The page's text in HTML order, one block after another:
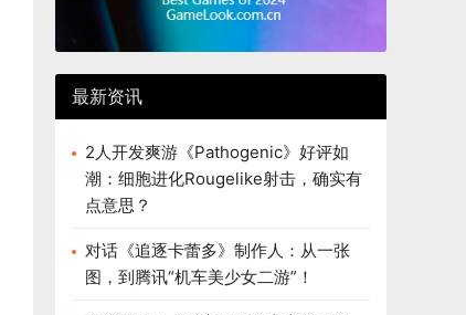
最新资讯
2人开发爽游《Pathogenic》好评如
潮：细胞进化Rougelike射击，确实有
点意思？
对话《追逐卡蕾多》制作人：从一张
图，到腾讯“机车美少女二游”！